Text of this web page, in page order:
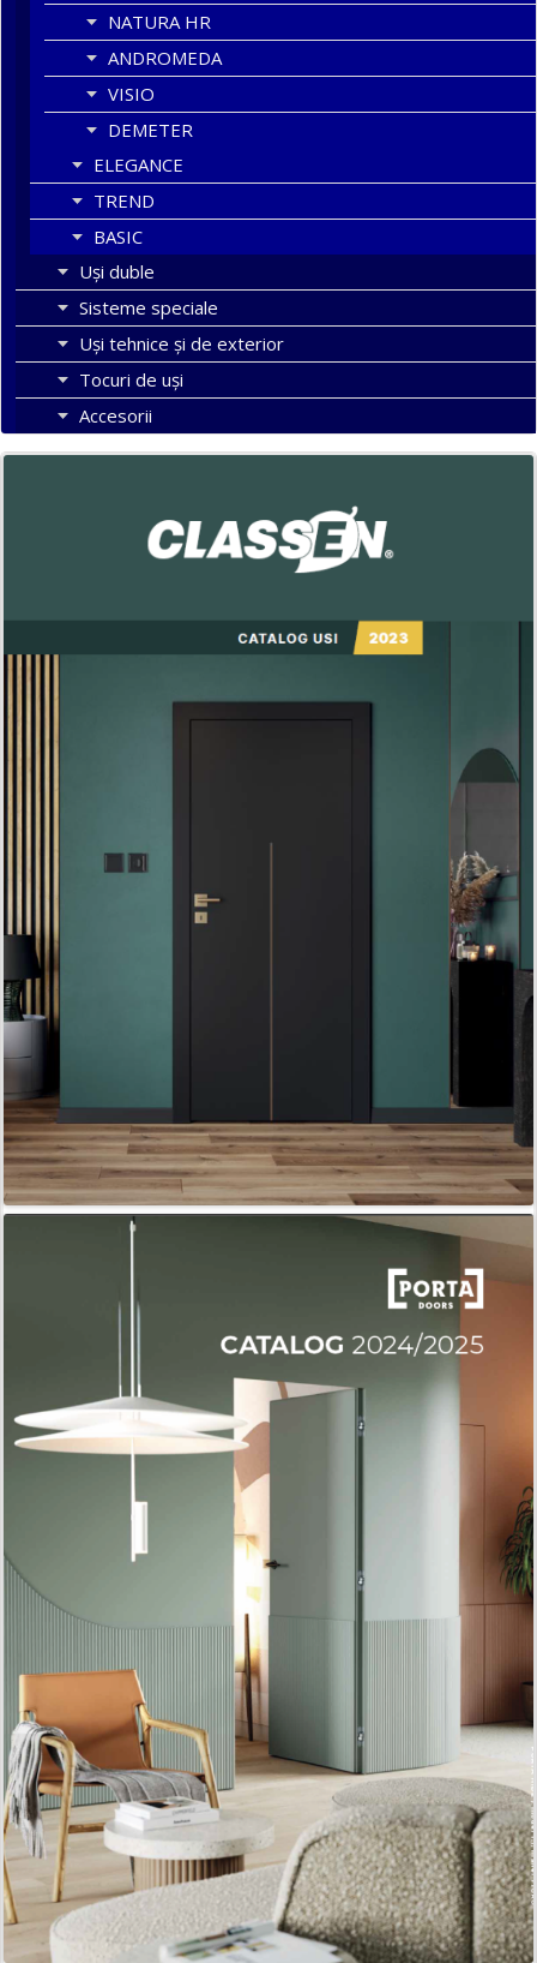
NATURA HR
ANDROMEDA
VISIO
DEMETER
ELEGANCE
TREND
BASIC
Uşi duble
Sisteme speciale
Uși tehnice și de exterior
Tocuri de uși
Accesorii